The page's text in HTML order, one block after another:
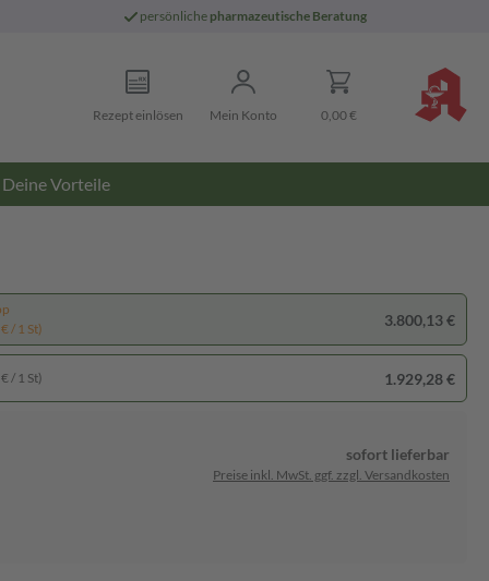
persönliche pharmazeutische Beratung
Rezept einlösen Mein Konto 0,00 €
Deine Vorteile
/ 1 St)
3.800,13 €
/ 1 St) 1.929,28 €
sofort lieferbar
Preise inkl. MwSt. ggf. zzgl. Versandkosten